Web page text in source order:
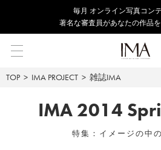
毎⽉ オンライン写真コン
著名な審査員があなたの作品
TOP IMA PROJECT 雑誌IMA
IMA 2014
特集：イメージの中